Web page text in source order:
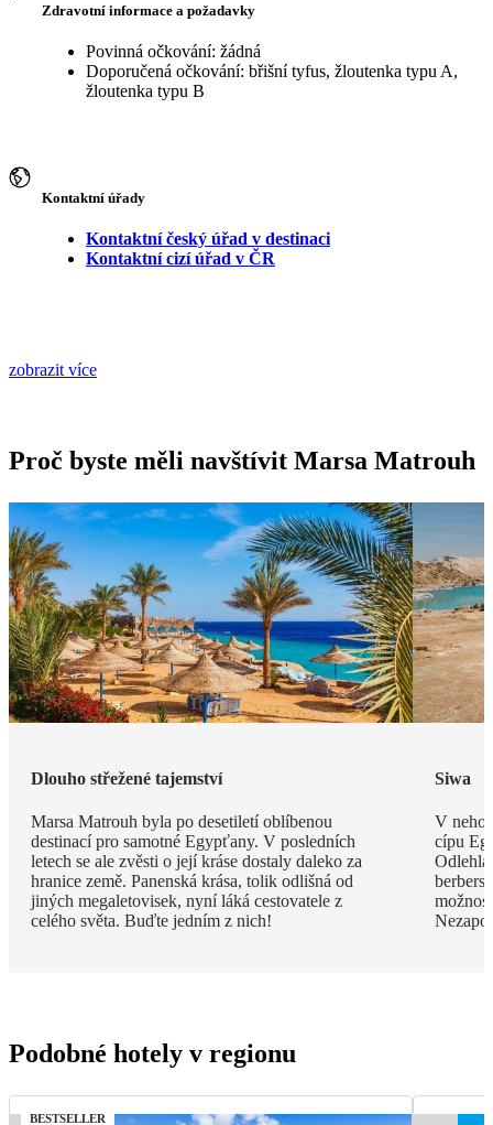
Zdravotní informace a požadavky
Povinná očkování: žádná
Doporučená očkování: břišní tyfus, žloutenka typu A,
žloutenka typu B
Kontaktní úřady
Kontaktní český úřad v destinaci
Kontaktní cizí úřad v ČR
zobrazit více
Proč byste měli navštívit Marsa Matrouh
Dlouho střežené tajemství
Marsa Matrouh byla po desetiletí oblíbenou
destinací pro samotné Egypťany. V posledních
letech se ale zvěsti o její kráse dostaly daleko za
hranice země. Panenská krása, tolik odlišná od
jiných megaletovisek, nyní láká cestovatele z
celého světa. Buďte jedním z nich!
Siwa
V
cípu
Odlehlá
Podobné hotely v regionu
BESTSELLER